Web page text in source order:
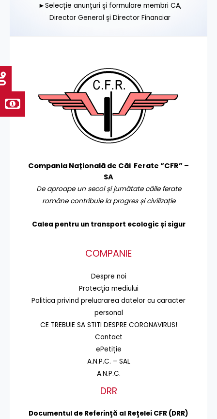
►Selecție anunțuri și formulare membri CA,
Director General și Director Financiar
Compania Națională de Căi Ferate ”CFR” –
SA
De aproape un secol și jumătate căile ferate
române contribuie la progres și civilizație
Calea pentru un transport ecologic și sigur
COMPANIE
Despre noi
Protecţia mediului
Politica privind prelucrarea datelor cu caracter
personal
CE TREBUIE SA STITI DESPRE CORONAVIRUS!
Contact
ePetiție
A.N.P.C. – SAL
A.N.P.C.
DRR
Documentul de Referinţă al Reţelei CFR (DRR)